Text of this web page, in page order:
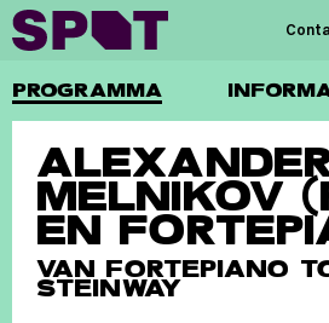
PROGRAMMA
MELNIKOV
EN
VAN FORTEPIANO
STEINWAY